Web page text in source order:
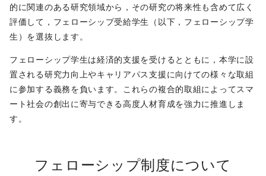
的に関連のある研究領域から，その研究の将来性も含めて広く
評価して，フェローシップ受給学⽣（以下，フェローシップ学
⽣）を選抜します。
フェローシップ学⽣は経済的⽀援を受けるとともに，本学に設
置される研究⼒向上やキャリアパス⽀援に向けての様々な取組
に参加する義務を負います。これらの複合的取組によってスマ
ート社会の創出に寄与できる⾼度⼈材育成を強⼒に推進しま
す。
フェローシップ制度について